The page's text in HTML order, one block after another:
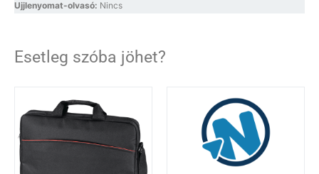
Ujjlenyomat-olvasó: Nincs
Esetleg szóba jöhet?